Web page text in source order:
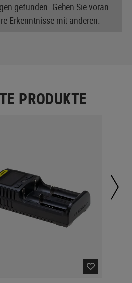
gefunden. Gehen Sie voran
Erkenntnisse mit anderen.
PRODUKTE